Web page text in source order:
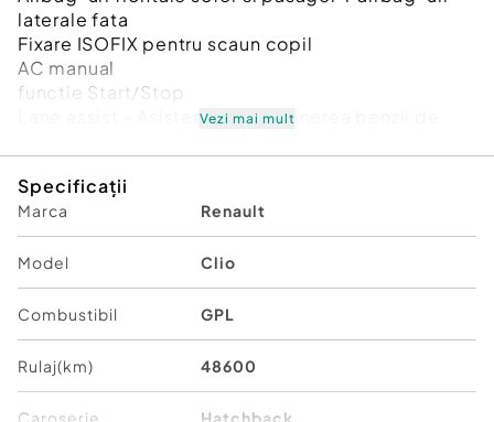
laterale fata
Fixare ISOFIX pentru scaun copil
AC manual
functie Start/Stop
Lane assist - Asistenta la mentinerea benzii de
Oglinzi incalzite si reglabile electric
Geamuri electrice fata
Sistem multimedia cu Android si conectivitate
Bluetooth
Lumini de zi led
5 usi, 5 locuri
Faruri faza scurta led + automate
2 chei
Deschidere portbaj din cheie
Volan multifunctional din piele
Vezi mai mult
Specificații
Marca Renault
Model Clio
Combustibil GPL
Rulaj(km) 48600
Caroserie Hatchback